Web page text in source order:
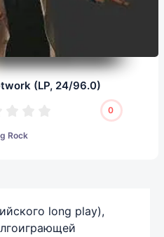
(LP, 24/96.0)
0
Rock
long play),